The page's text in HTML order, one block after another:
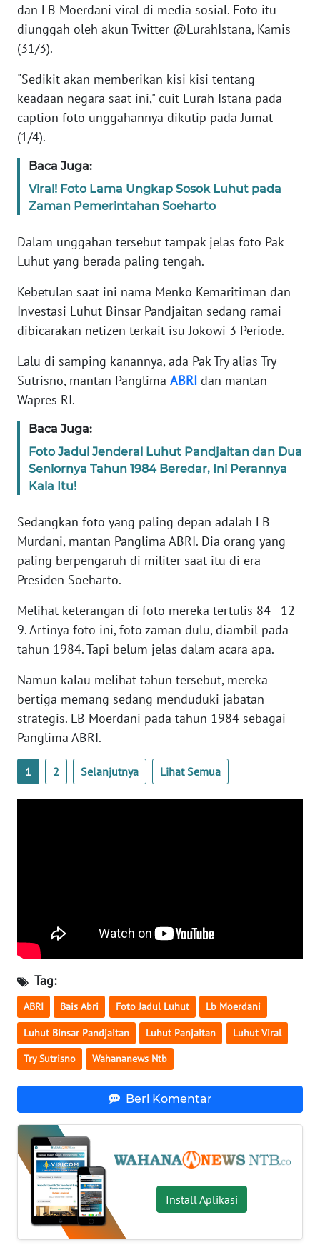
dan LB Moerdani viral di media sosial. Foto itu
diunggah oleh akun Twitter @LurahIstana, Kamis
(31/3).
"Sedikit akan memberikan kisi kisi tentang
keadaan negara saat ini," cuit Lurah Istana pada
caption foto unggahannya dikutip pada Jumat
(1/4).
Baca Juga:
Viral! Foto Lama Ungkap Sosok Luhut pada
Zaman Pemerintahan Soeharto
Dalam unggahan tersebut tampak jelas foto Pak
Luhut yang berada paling tengah.
Kebetulan saat ini nama Menko Kemaritiman dan
Investasi Luhut Binsar Pandjaitan sedang ramai
dibicarakan netizen terkait isu Jokowi 3 Periode.
Lalu di samping kanannya, ada Pak Try alias Try
Sutrisno, mantan Panglima ABRI dan mantan
Wapres RI.
Baca Juga:
Foto Jadul Jenderal Luhut Pandjaitan dan Dua
Seniornya Tahun 1984 Beredar, Ini Perannya
Kala Itu!
Sedangkan foto yang paling depan adalah LB
Murdani, mantan Panglima ABRI. Dia orang yang
paling berpengaruh di militer saat itu di era
Presiden Soeharto.
Melihat keterangan di foto mereka tertulis 84 - 12 -
9. Artinya foto ini, foto zaman dulu, diambil pada
tahun 1984. Tapi belum jelas dalam acara apa.
Namun kalau melihat tahun tersebut, mereka
bertiga memang sedang menduduki jabatan
strategis. LB Moerdani pada tahun 1984 sebagai
Panglima ABRI.
1 2 Selanjutnya Lihat Semua
Tag:
ABRI Bais Abri Foto Jadul Luhut Lb Moerdani
Luhut Binsar Pandjaitan Luhut Panjaitan Luhut Viral
Try Sutrisno Wahananews Ntb
Beri Komentar
Install Aplikasi
REDAKSI
KARIR
DISCLAIMER
Wahana
News
Regional
WN
SUMUT
WN
JAKARTA
WN
JABAR
WN
BANTEN
WN
NTT
WN
KEPRI
PAPUA
WN
PAPUA
WN
RIAU
WN
SERAMBI
WN
WN
WN
BABEL
WN
SUMBAR
SUMSEL
WN
BENGKULU
WN
LAMPUNG